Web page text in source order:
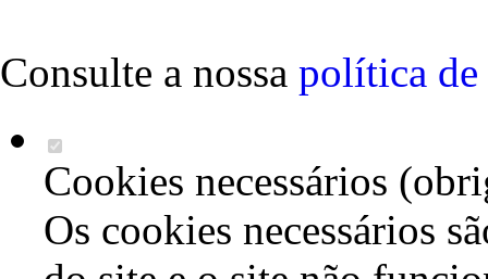
Consulte a nossa política de
Cookies necessários
Os cookies necessários